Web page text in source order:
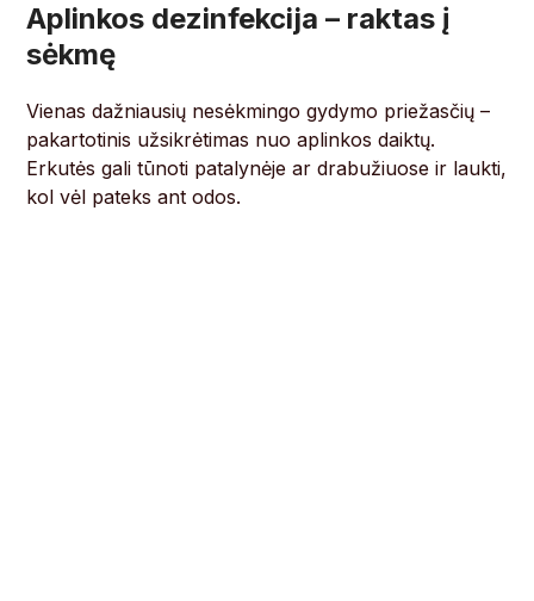
Aplinkos dezinfekcija – raktas į
sėkmę
Vienas dažniausių nesėkmingo gydymo priežasčių –
pakartotinis užsikrėtimas nuo aplinkos daiktų.
Erkutės gali tūnoti patalynėje ar drabužiuose ir laukti,
kol vėl pateks ant odos.